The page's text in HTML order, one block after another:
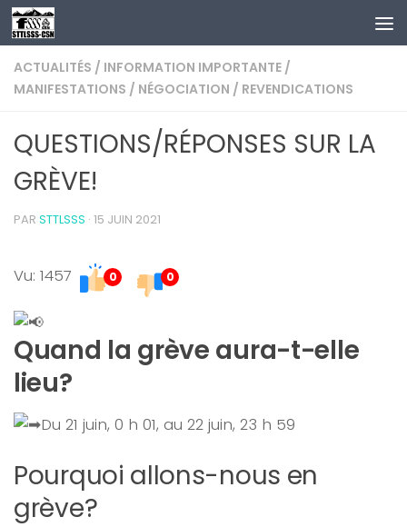
Au dessous du contenu
ACTUALITÉS / INFORMATION IMPORTANTE /
MANIFESTATIONS / NÉGOCIATION / REVENDICATIONS
QUESTIONS/RÉPONSES SUR LA
GRÈVE!
PAR STTLSSS · 15 JUIN 2021
Vu: 1457 0 0
Quand la grève aura-t-elle
lieu?
Du 21 juin, 0 h 01, au 22 juin, 23 h 59
Pourquoi allons-nous en
grève?